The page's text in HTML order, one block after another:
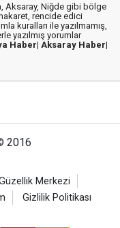
Aksaray, Niğde gibi bölge
rencide edici
kuralları ile yazılmamış,
yazılmış yorumlar
Haber| Aksaray Haber|
2016
Merkezi
Gizlilik Politikası